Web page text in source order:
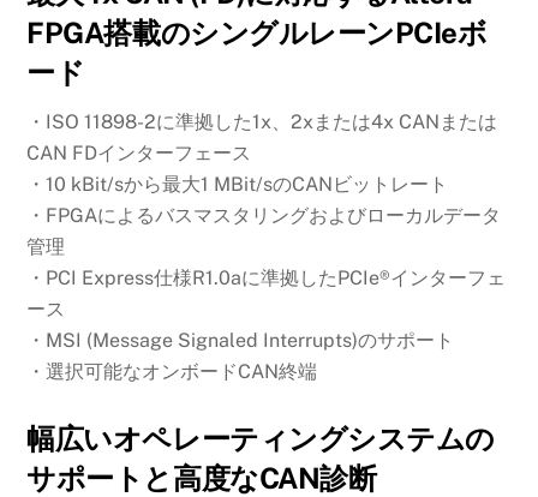
FPGA搭載のシングルレーンPCIeボ
ード
・ISO 11898-2に準拠した1x、2xまたは4x CANまたは
CAN FDインターフェース
・10 kBit/sから最大1 MBit/sのCANビットレート
・FPGAによるバスマスタリングおよびローカルデータ
管理
・PCI Express仕様R1.0aに準拠したPCIe®インターフェ
ース
・MSI (Message Signaled Interrupts)のサポート
・選択可能なオンボードCAN終端
幅広いオペレーティングシステムの
サポートと高度なCAN診断